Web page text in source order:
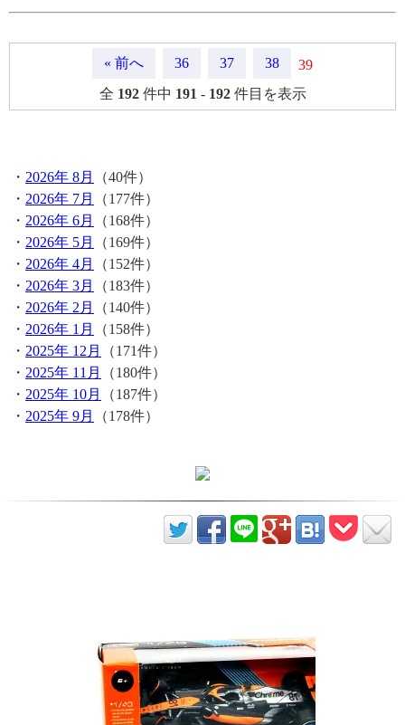
« 前へ 36 37 38
39
全 192件中 191- 192件目を表示
・ 2026年 8月
（40件）
・ 2026年 7月
（177件）
・ 2026年 6月
（168件）
・ 2026年 5月
（169件）
・ 2026年 4月
（152件）
・ 2026年 3月
（183件）
・ 2026年 2月
（140件）
・ 2026年 1月
（158件）
・ 2025年 12月
（171件）
・ 2025年 11月
（180件）
・ 2025年 10月
（187件）
・ 2025年 9月 （178件）